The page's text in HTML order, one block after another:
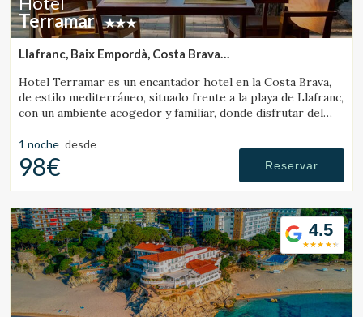
Terramar
Llafranc, Baix Empordà, Costa Brava
Hotel Terramar es un encantador hotel en la Costa Brava,
de estilo mediterráneo, situado frente a la playa de Llafranc,
con un ambiente acogedor y familiar, donde disfrutar del
1 noche desde
98€ Reservar
4.5